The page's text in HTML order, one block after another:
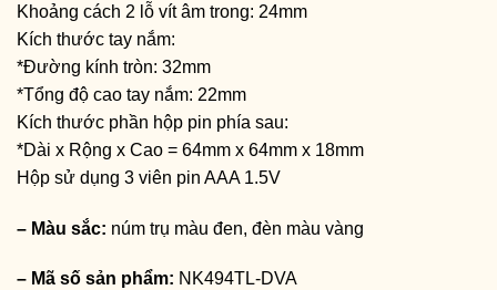
Khoảng cách 2 lỗ vít âm trong: 24mm
Kích thước tay nắm:
*Đường kính tròn: 32mm
*Tổng độ cao tay nắm: 22mm
Kích thước phần hộp pin phía sau:
*Dài x Rộng x Cao = 64mm x 64mm x 18mm
Hộp sử dụng 3 viên pin AAA 1.5V
– Màu sắc: núm trụ màu đen, đèn màu vàng
– Mã số sản phẩm: NK494TL-DVA